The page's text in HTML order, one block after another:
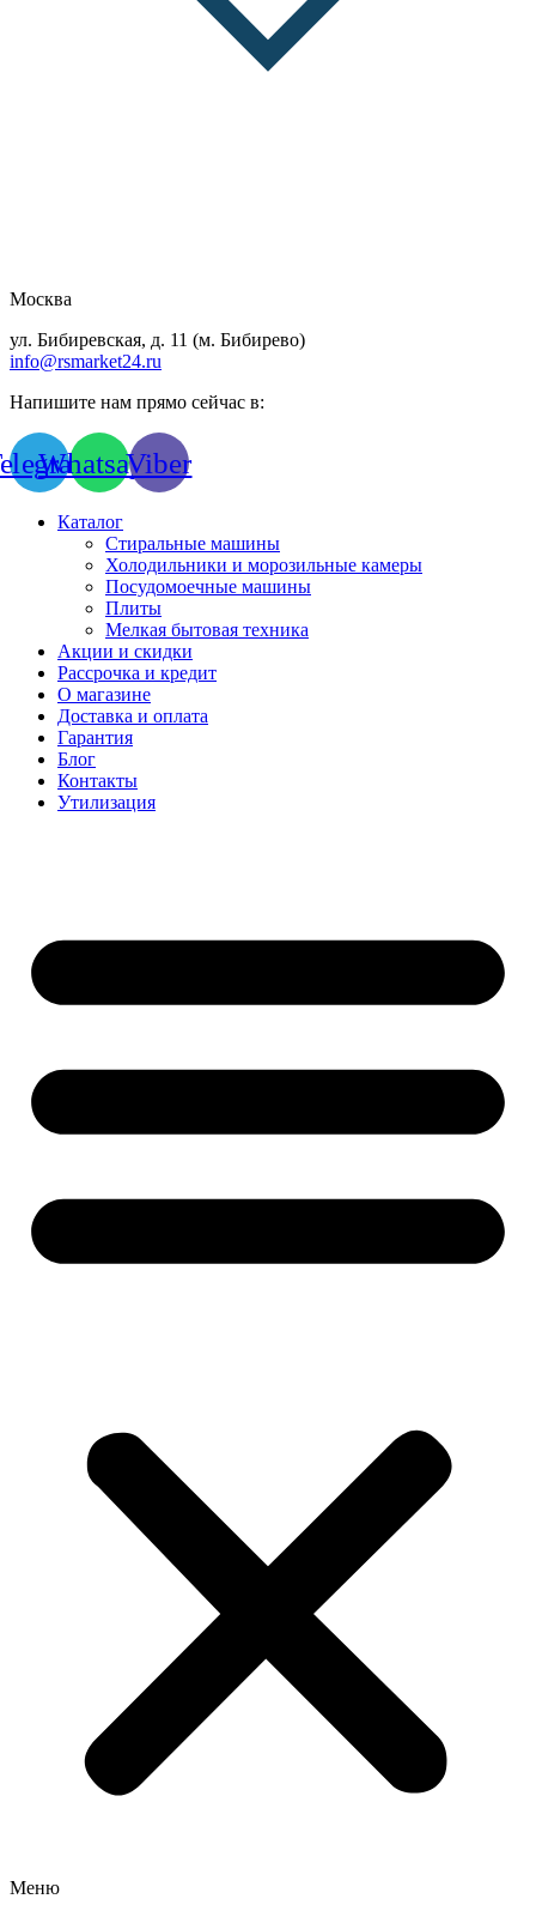
Москва
ул. Бибиревская, д. 11 (м. Бибирево)
info@rsmarket24.ru
Напишите нам прямо сейчас в:
WhatsappViber
Каталог
Стиральные машины
Холодильники и морозильные камеры
Посудомоечные машины
Плиты
Мелкая бытовая техника
Акции и скидки
Рассрочка и кредит
О магазине
Доставка и оплата
Гарантия
Блог
Контакты
Утилизация
Меню